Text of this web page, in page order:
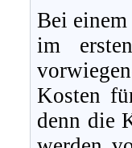
Bei
im
Kosten
denn die